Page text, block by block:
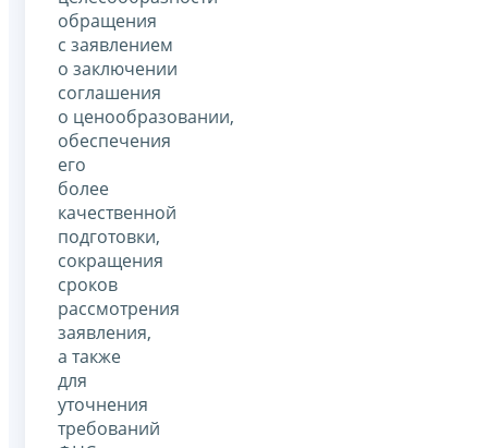
обращения
с заявлением
о заключении
соглашения
о ценообразовании,
обеспечения
его
более
качественной
подготовки,
сокращения
сроков
рассмотрения
заявления,
а также
для
уточнения
требований